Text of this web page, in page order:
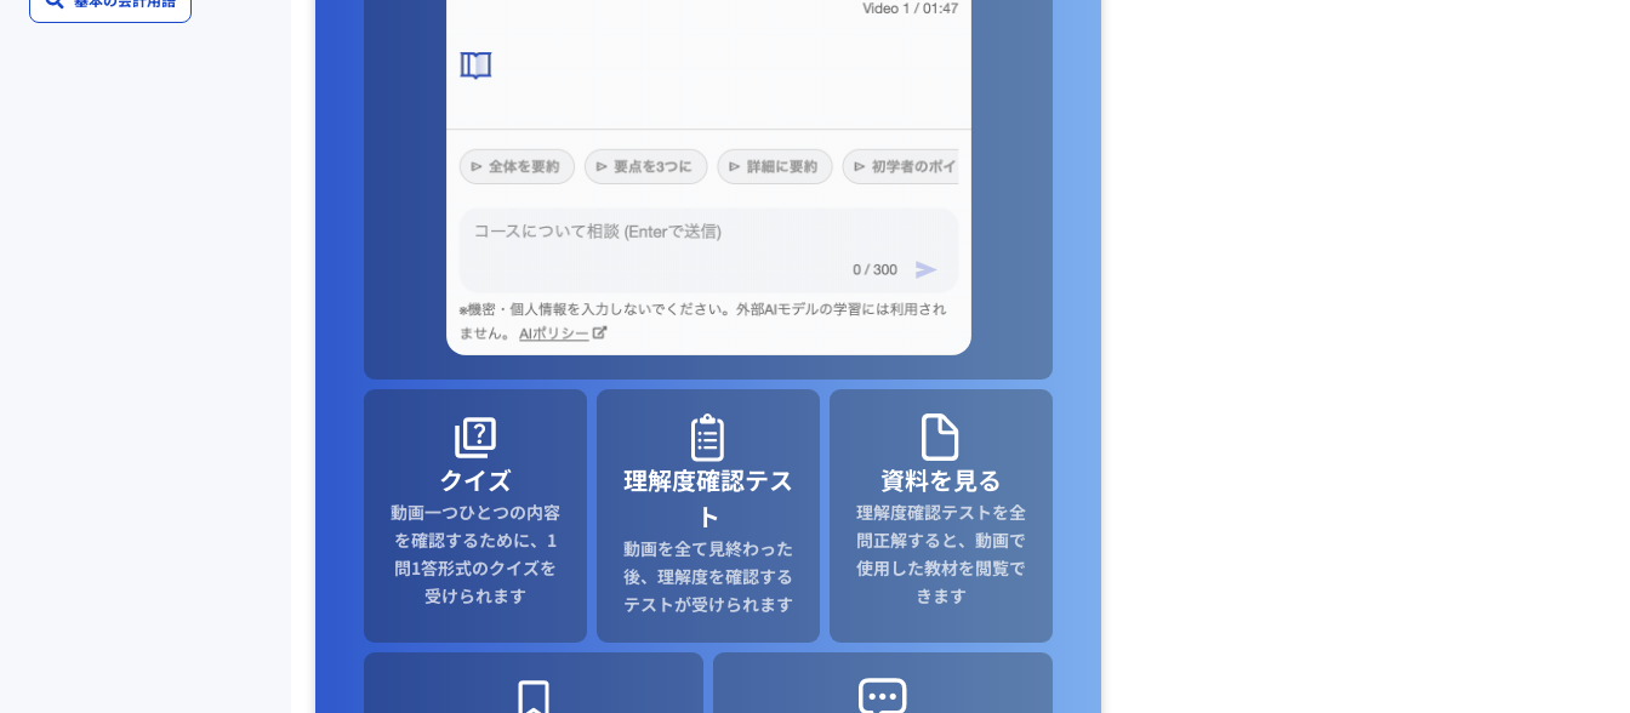
クイズ
動画一つひとつの内容
を確認するために、1
問1答形式のクイズを
受けられます
理解度確認テス
ト
動画を全て見終わった
後、理解度を確認する
テストが受けられます
資料を見る
理解度確認テストを全
問正解すると、動画で
使用した教材を閲覧で
きます